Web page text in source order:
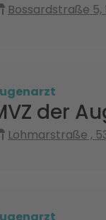
Bossardstraße
der
Lohmarstraße ,